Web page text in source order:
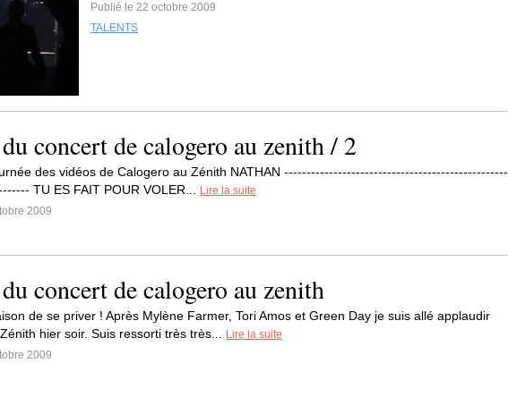
Publié le 22 octobre 2009
TALENTS
concert de calogero au zenith / 2
des vidéos de Calogero au Zénith NATHAN --------------------------------------------------
TU ES FAIT POUR VOLER...
Lire la suite
2009
concert de calogero au zenith
de se priver ! Après Mylène Farmer, Tori Amos et Green Day je suis allé applaudir
hier soir. Suis ressorti très très...
Lire la suite
2009